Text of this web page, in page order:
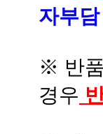
자부
※ 반
경우